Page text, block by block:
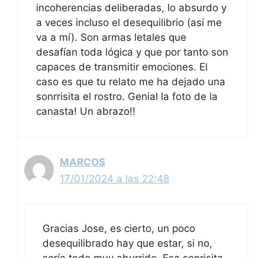
incoherencias deliberadas, lo absurdo y
a veces incluso el desequilibrio (así me
va a mí). Son armas letales que
desafían toda lógica y que por tanto son
capaces de transmitir emociones. El
caso es que tu relato me ha dejado una
sonrrisita el rostro. Genial la foto de la
canasta! Un abrazo!!
MARCOS
17/01/2024 a las 22:48
Gracias Jose, es cierto, un poco
desequilibrado hay que estar, si no,